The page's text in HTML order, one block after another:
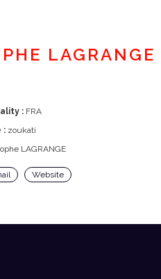
LAGRANGE
:FRA
: zoukati
Website